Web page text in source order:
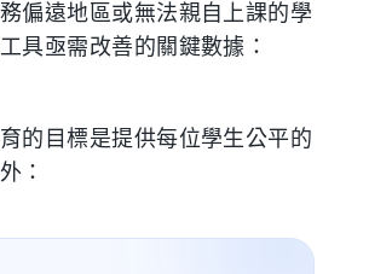
偏遠地區或無法親自上課的學
具亟需改善的關鍵數據：
的目標是提供每位學生公平的
：